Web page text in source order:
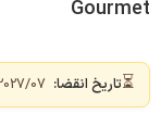
Gourmet
⏳تاریخ انقضا: